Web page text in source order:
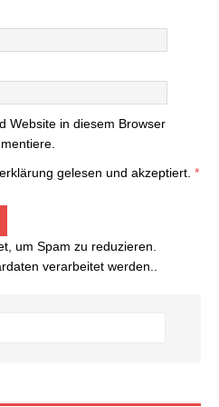
Website in diesem Browser
gelesen und akzeptiert. *
um Spam zu reduzieren.
verarbeitet werden.